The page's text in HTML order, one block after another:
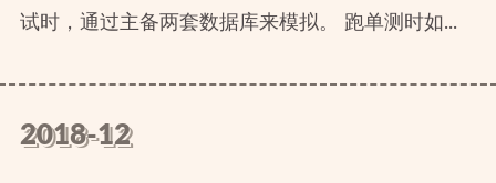
试时，通过主备两套数据库来模拟。 跑单测时如...
2018-12